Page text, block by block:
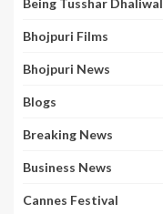
Being Tusshar Dhaliwal
Bhojpuri Films
Bhojpuri News
Blogs
Breaking News
Business News
Cannes Festival